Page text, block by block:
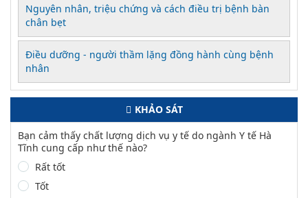
Nguyên nhân, triệu chứng và cách điều trị bệnh bàn
chân bẹt
Điều dưỡng - người thầm lặng đồng hành cùng bệnh
nhân
KHẢO SÁT
Bạn cảm thấy chất lượng dịch vụ y tế do ngành Y tế Hà
Tĩnh cung cấp như thế nào?
Rất tốt
Tốt